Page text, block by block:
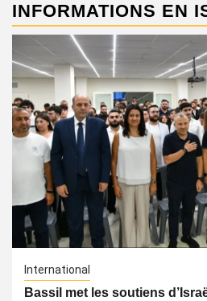
INFORMATIONS EN
International
Bassil met les soutiens